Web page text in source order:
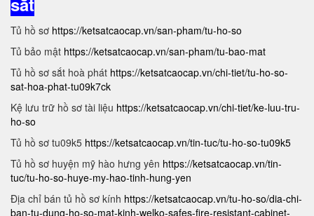
Tủ hồ sơ https://ketsatcaocap.vn/san-pham/tu-ho-so
Tủ bảo mật https://ketsatcaocap.vn/san-pham/tu-bao-mat
Tủ hồ sơ sắt hoà phát https://ketsatcaocap.vn/chi-tiet/tu-ho-so-
sat-hoa-phat-tu09k7ck
Kệ lưu trữ hồ sơ tài liệu https://ketsatcaocap.vn/chi-tiet/ke-luu-tru-
ho-so
Tủ hồ sơ tu09k5 https://ketsatcaocap.vn/tin-tuc/tu-ho-so-tu09k5
Tủ hồ sơ huyện mỹ hào hưng yên https://ketsatcaocap.vn/tin-
tuc/tu-ho-so-huye-my-hao-tinh-hung-yen
Địa chỉ bán tủ hồ sơ kính https://ketsatcaocap.vn/tu-ho-so/dia-chi-
ban-tu-dung-ho-so-mat-kinh-welko-safes-fire-resistant-cabinet-